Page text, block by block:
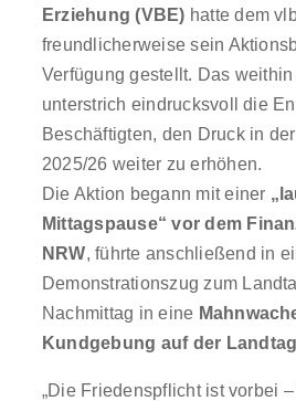
Erziehung (VBE) hatte dem
freundlicherweise sein
Verfügung gestellt. Das
unterstrich eindrucksvoll die
Beschäftigten, den Druck in
2025/26 weiter zu erhöhen.
Die Aktion begann mit einer
Mittagspause“ vor dem
NRW, führte anschließend in
Demonstrationszug zum
Nachmittag in eine
Kundgebung auf der
„Die Friedenspflicht ist vorbei